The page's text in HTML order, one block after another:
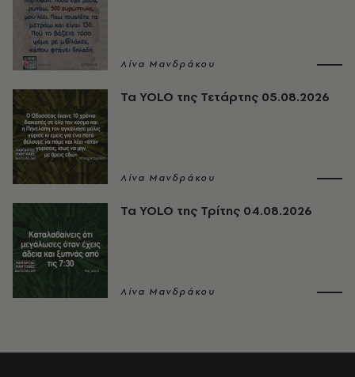
Λίνα Μανδράκου
Τα YOLO της Τετάρτης 05.08.2026
Λίνα Μανδράκου
Τα YOLO της Τρίτης 04.08.2026
Λίνα Μανδράκου